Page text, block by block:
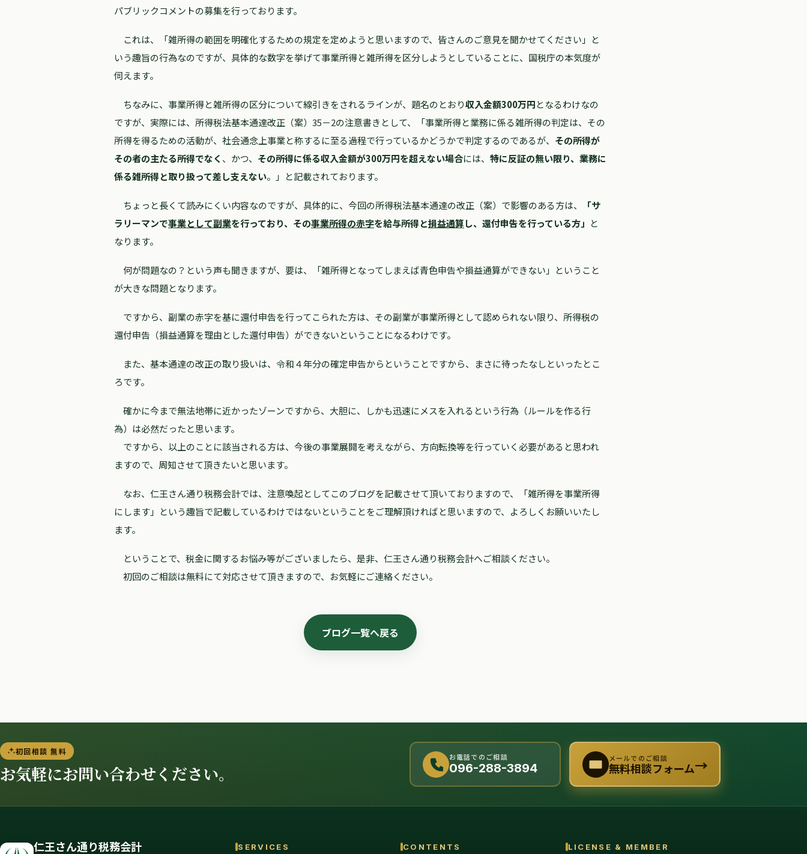
パブリックコメントの募集を行っております。
これは、「雑所得の範囲を明確化するための規定を定めようと思いますので、皆さんのご意見を聞かせてください」と
いう趣旨の行為なのですが、具体的な数字を挙げて事業所得と雑所得を区分しようとしていることに、国税庁の本気度が
伺えます。
ちなみに、事業所得と雑所得の区分について線引きをされるラインが、題名のとおり収入金額300万円となるわけなの
ですが、実際には、所得税法基本通達改正（案）35－2の注意書きとして、「事業所得と業務に係る雑所得の判定は、その
所得を得るための活動が、社会通念上事業と称するに至る過程で行っているかどうかで判定するのであるが、 その所得が
その者の主たる所得でなく 、かつ、 その所得に係る収入金額が300万円を超えない場合には、 特に反証の無い限り、業務に
係る雑所得と取り扱って差し支えない。」と記載されております。
ちょっと長くて読みにくい内容なのですが、具体的に、今回の所得税法基本通達の改正（案）で影響のある方は、
「サ
ラリーマンで事業として副業を行っており、その事業所得の赤字を給与所得と損益通算し、還付申告を行っている方」 と
なります。
何が問題なの？という声も聞きますが、要は、「雑所得となってしまえば青色申告や損益通算ができない」ということ
が大きな問題となります。
ですから、副業の赤字を基に還付申告を行ってこられた方は、その副業が事業所得として認められない限り、所得税の
還付申告（損益通算を理由とした還付申告）ができないということになるわけです。
また、基本通達の改正の取り扱いは、令和４年分の確定申告からということですから、まさに待ったなしといったとこ
ろです。
確かに今まで無法地帯に近かったゾーンですから、大胆に、しかも迅速にメスを入れるという行為（ルールを作る行
為）は必然だったと思います。
ですから、以上のことに該当される方は、今後の事業展開を考えながら、方向転換等を行っていく必要があると思われ
ますので、周知させて頂きたいと思います。
なお、仁王さん通り税務会計では、注意喚起としてこのブログを記載させて頂いておりますので、「雑所得を事業所得
にします」という趣旨で記載しているわけではないということをご理解頂ければと思いますので、よろしくお願いいたし
ます。
ということで、税金に関するお悩み等がございましたら、是非、仁王さん通り税務会計へご相談ください。
初回のご相談は無料にて対応させて頂きますので、お気軽にご連絡ください。
ブログ一覧へ戻る
初回相談 無料
お気軽にお問い合わせください。
お電話でのご相談
096-288-3894
メールでのご相談
無料相談フォーム→
仁王さん通り税務会計 SERVICES CONTENTS LICENSE & MEMBER